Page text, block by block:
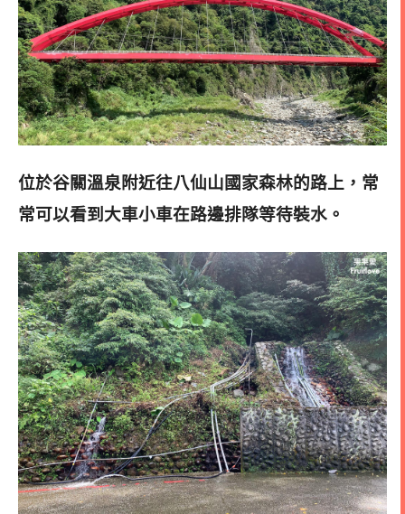
位於谷關溫泉附近往八仙山國家森林的路上，常
常可以看到大車小車在路邊排隊等待裝水。